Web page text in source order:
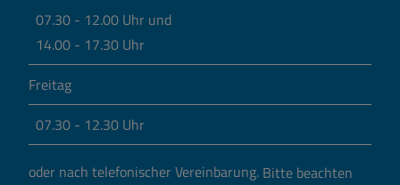
07.30 - 12.00 Uhr und
14.00 - 17.30 Uhr
Freitag
07.30 - 12.30 Uhr
oder nach telefonischer Vereinbarung. Bitte beachten